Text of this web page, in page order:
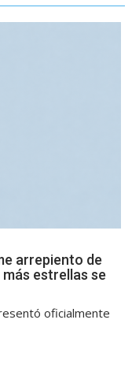
arrepiento de
estrellas se
oficialmente